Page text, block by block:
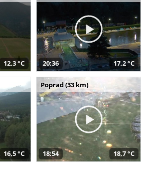
12,3 °C 20:36 17,2 °C
16,5 °C
Poprad (33 km)
18:54 18,7 °C